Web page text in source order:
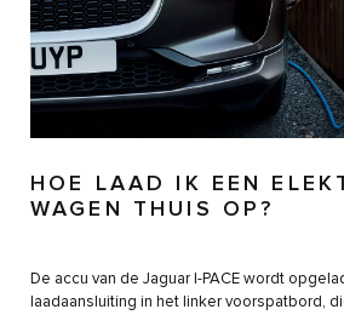
HOE LAAD IK EEN
WAGEN THUIS OP?
De accu van de Jaguar I-PACE wordt
laadaansluiting in het linker voorspatbord,